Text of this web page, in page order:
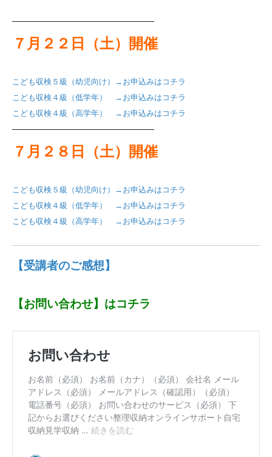
——————————————————
７月２２日（土）開催
こども収検５級（幼児向け）→お申込みはコチラ
こども収検４級（低学年） →お申込みはコチラ
こども収検４級（高学年） →お申込みはコチラ
——————————————————
７月２８日（土）開催
こども収検５級（幼児向け）→お申込みはコチラ
こども収検４級（低学年） →お申込みはコチラ
こども収検４級（高学年） →お申込みはコチラ
【受講者のご感想】
【お問い合わせ】はコチラ